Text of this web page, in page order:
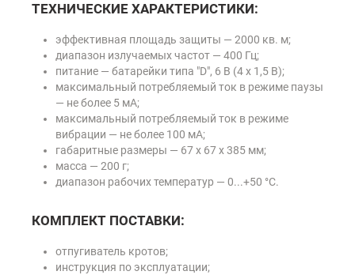
ТЕХНИЧЕСКИЕ ХАРАКТЕРИСТИКИ:
эффективная площадь защиты — 2000 кв. м;
диапазон излучаемых частот — 400 Гц;
питание — батарейки типа "D", 6 В (4 х 1,5 В);
максимальный потребляемый ток в режиме паузы
— не более 5 мА;
максимальный потребляемый ток в режиме
вибрации — не более 100 мА;
габаритные размеры — 67 х 67 х 385 мм;
масса — 200 г;
диапазон рабочих температур — 0...+50 °C.
КОМПЛЕКТ ПОСТАВКИ:
отпугиватель кротов;
инструкция по эксплуатации;